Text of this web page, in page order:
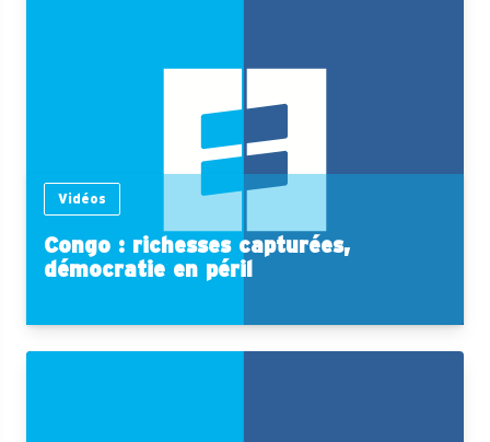
Vidéos
Congo : richesses capturées,
démocratie en péril